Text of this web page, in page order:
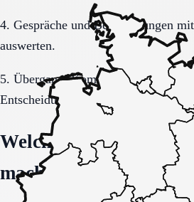
4. Gespräche und Besichtigungen
auswerten.
5. Übergang, Kommunikation und
Entscheidung vollständig klären.
Welche Fragen den
machen